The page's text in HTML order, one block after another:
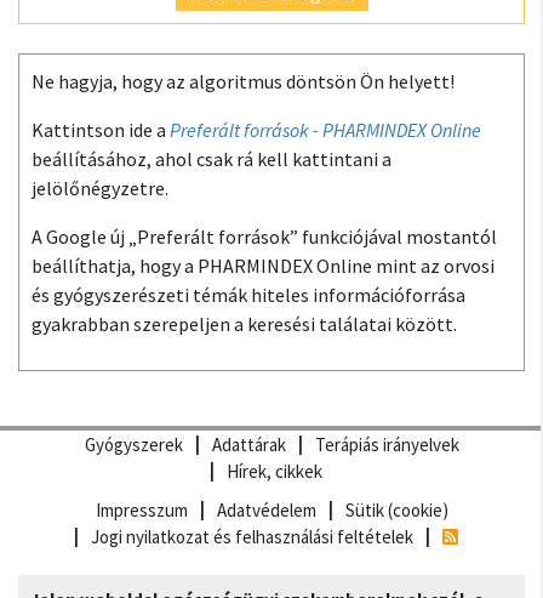
Ne hagyja, hogy az algoritmus döntsön Ön helyett!
Kattintson ide a Preferált források - PHARMINDEX Online
beállításához, ahol csak rá kell kattintani a
jelölőnégyzetre.
A Google új „Preferált források” funkciójával mostantól
beállíthatja, hogy a PHARMINDEX Online mint az orvosi
és gyógyszerészeti témák hiteles információforrása
gyakrabban szerepeljen a keresési találatai között.
Gyógyszerek Adattárak
Terápiás irányelvek
Hírek, cikkek
Impresszum
Adatvédelem
Sütik (cookie)
Jogi nyilatkozat és felhasználási feltételek